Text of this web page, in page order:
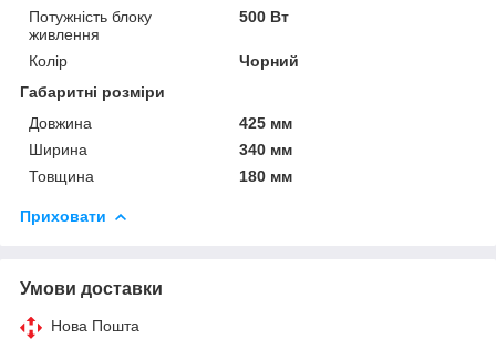
Потужність блоку
живлення
500 Вт
Колір
Чорний
Габаритні розміри
Довжина
425 мм
Ширина
340 мм
Товщина
180 мм
Приховати
Умови доставки
Нова Пошта